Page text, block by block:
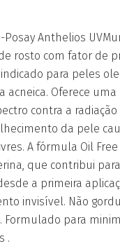
Posay Anthelios
rosto com fator de
para peles
acneica. Oferece
contra a radiação
da pele
A fórmula Oil
que contribui
a primeira
invisível. Não
Formulado para
.